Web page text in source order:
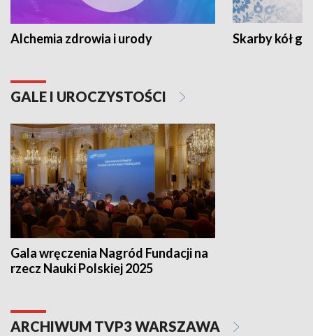
Alchemia zdrowia i urody Skarby kół
GALE I UROCZYSTOŚCI
Gala wręczenia Nagród Fundacji na
rzecz Nauki Polskiej 2025
ARCHIWUM TVP3 WARSZAWA